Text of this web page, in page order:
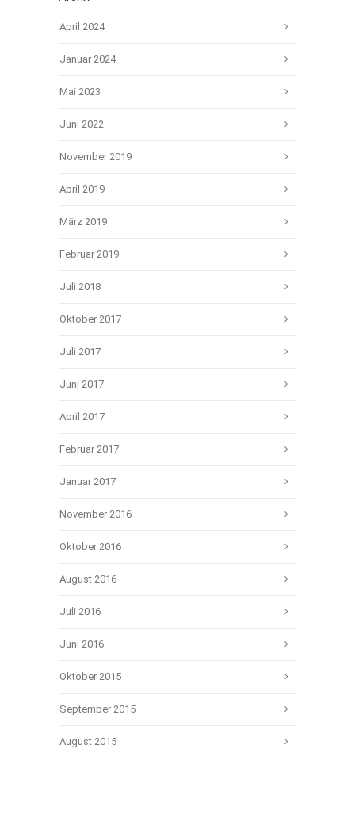
April 2024
Januar 2024
Mai 2023
Juni 2022
November 2019
April 2019
März 2019
Februar 2019
Juli 2018
Oktober 2017
Juli 2017
Juni 2017
April 2017
Februar 2017
Januar 2017
November 2016
Oktober 2016
August 2016
Juli 2016
Juni 2016
Oktober 2015
September 2015
August 2015